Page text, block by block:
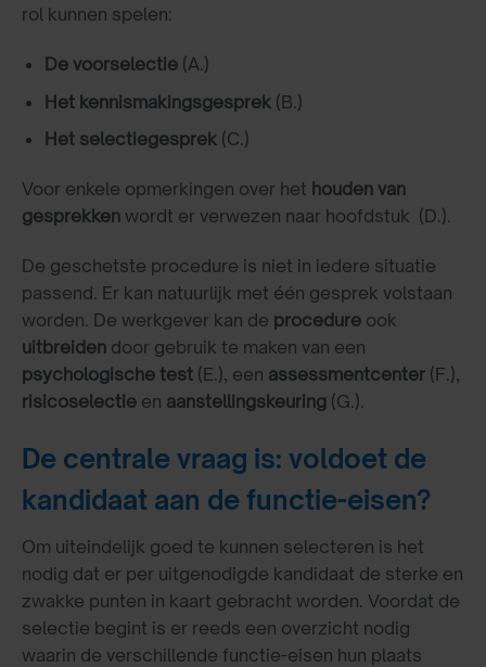
rol kunnen spelen:
De voorselectie(A.)
Het kennismakingsgesprek(B.)
Het selectiegesprek(C.)
Voor enkele opmerkingen over het houden van
gesprekken wordt er verwezen naar hoofdstuk (D.).
De geschetste procedure is niet in iedere situatie
passend. Er kan natuurlijk met één gesprek volstaan
worden. De werkgever kan de procedure ook
uitbreiden door gebruik te maken van een
psychologische test (E.), een assessmentcenter (F.),
risicoselectie en aanstellingskeuring (G.).
De centrale vraag is: voldoet de
kandidaat aan de functie-eisen?
Om uiteindelijk goed te kunnen selecteren is het
nodig dat er per uitgenodigde kandidaat de sterke en
zwakke punten in kaart gebracht worden. Voordat de
selectie begint is er reeds een overzicht nodig
waarin de verschillende functie-eisen hun plaats